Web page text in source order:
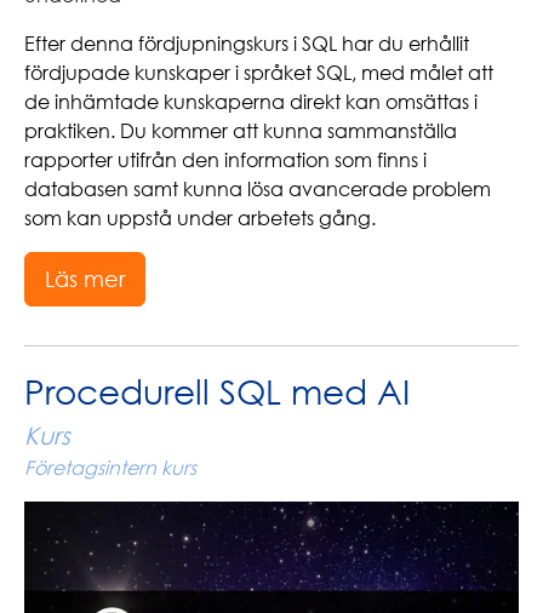
Efter denna fördjupningskurs i SQL har du erhållit
fördjupade kunskaper i språket SQL, med målet att
de inhämtade kunskaperna direkt kan omsättas i
praktiken. Du kommer att kunna sammanställa
rapporter utifrån den information som finns i
databasen samt kunna lösa avancerade problem
som kan uppstå under arbetets gång.
Läs mer
Procedurell SQL med AI
Kurs
Företagsintern kurs